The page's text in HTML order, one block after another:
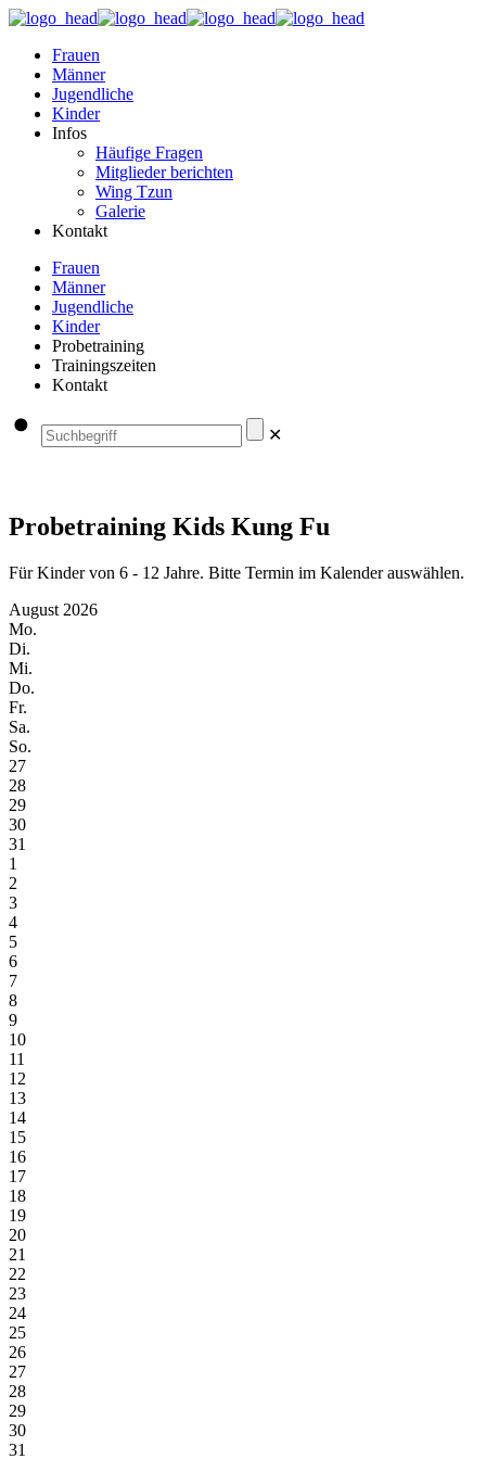
Frauen
Männer
Jugendliche
Kinder
Infos
Häufige Fragen
Mitglieder berichten
Wing Tzun
Galerie
Kontakt
Frauen
Männer
Jugendliche
Kinder
Probetraining
Trainingszeiten
Kontakt
✕
Probetraining Kids Kung Fu
Für Kinder von 6 - 12 Jahre. Bitte Termin im Kalender auswählen.
August 2026
Mo.
Di.
Mi.
Do.
Fr.
Sa.
So.
27
28
29
30
31
1
2
3
4
5
6
7
8
9
10
11
12
13
14
15
16
17
18
19
20
21
22
23
24
25
26
27
28
29
30
31